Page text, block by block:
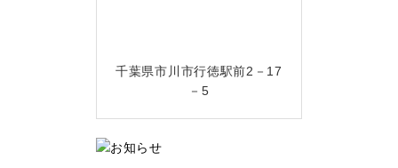
千葉県市川市行徳駅前2－17
－5